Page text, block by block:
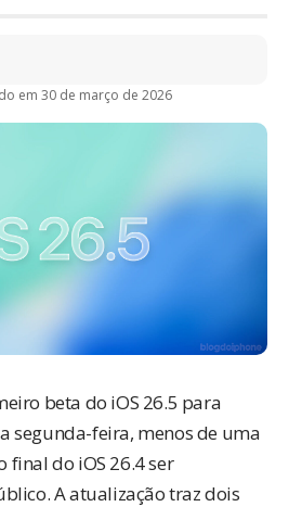
em 30 de março de 2026
beta do iOS 26.5 para
segunda-feira, menos de uma
final do iOS 26.4 ser
A atualização traz dois